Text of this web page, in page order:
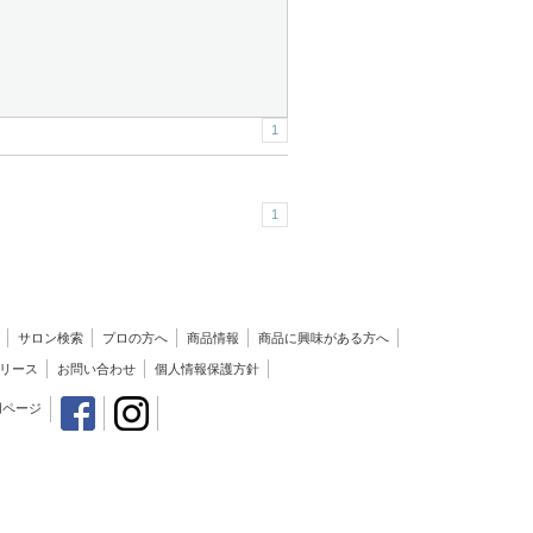
1
1
サロン検索 プロの方へ 商品情報 商品に興味がある方へ
ース お問い合わせ 個人情報保護方針
ージ